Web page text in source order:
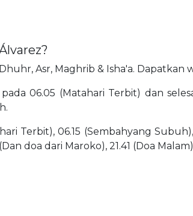
Asr, Maghrib & Isha'a. Dapatkan
06.05 (Matahari Terbit) dan
Terbit), 06.15 (Sembahyang Subuh),
doa dari Maroko), 21.41 (Doa